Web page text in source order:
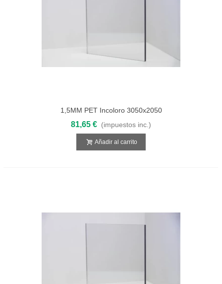
1,5MM PET Incoloro 3050x2050
81,65 € (impuestos inc.)
Añadir al carrito